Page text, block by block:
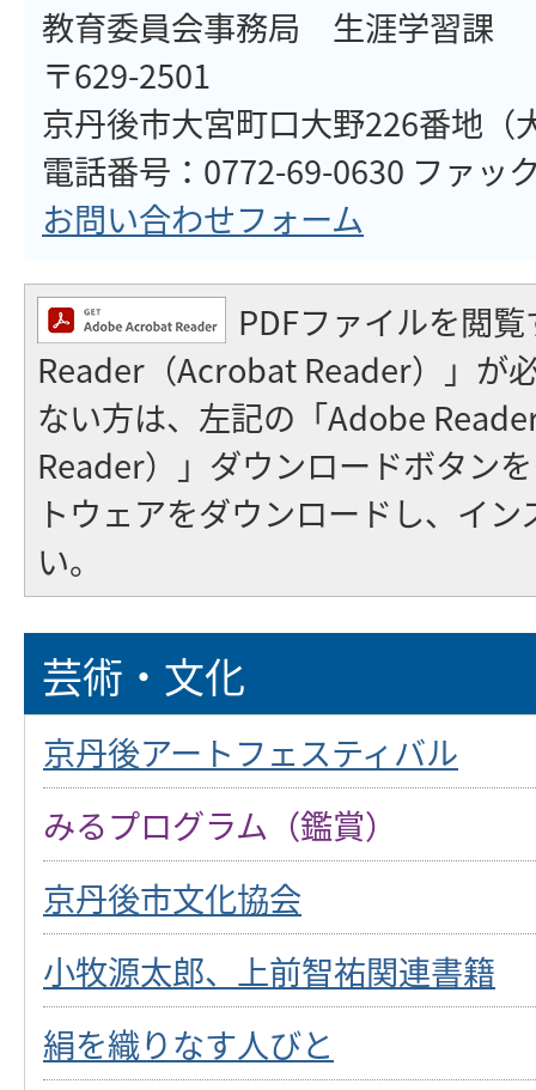
教育委員会事務局 生涯学習課
〒629-2501
京丹後市大宮町口大野226番地（
電話番号：0772-69-0630 ファッ
お問い合わせフォーム
PDFファイルを閲
Reader（Acrobat Reader）」が
ない方は、左記の「Adobe
Reader）」ダウンロードボタン
トウェアをダウンロードし、イ
い。
芸術・文化
京丹後アートフェスティバル
みるプログラム（鑑賞）
京丹後市文化協会
小牧源太郎、上前智祐関連書籍
絹を織りなす人びと